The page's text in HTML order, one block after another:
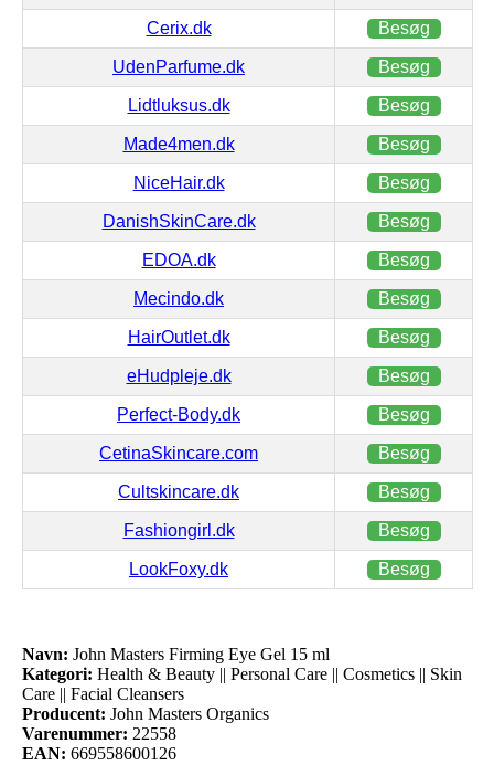
Cerix.dk Besøg
UdenParfume.dk Besøg
Lidtluksus.dk Besøg
Made4men.dk Besøg
NiceHair.dk Besøg
DanishSkinCare.dk Besøg
EDOA.dk Besøg
Mecindo.dk Besøg
HairOutlet.dk Besøg
eHudpleje.dk Besøg
Perfect-Body.dk Besøg
CetinaSkincare.com Besøg
Cultskincare.dk Besøg
Fashiongirl.dk Besøg
LookFoxy.dk Besøg
Navn: John Masters Firming Eye Gel 15 ml
Kategori: Health & Beauty || Personal Care || Cosmetics || Skin
Care || Facial Cleansers
Producent: John Masters Organics
Varenummer: 22558
EAN: 669558600126